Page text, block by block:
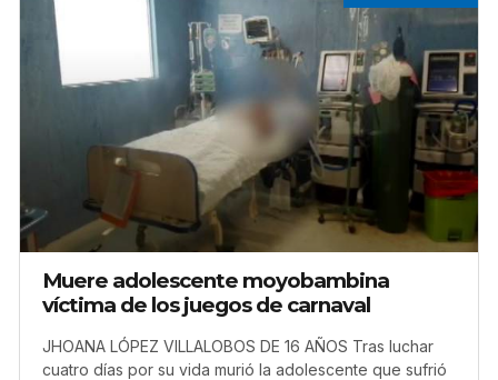
Muere adolescente moyobambina
víctima de los juegos de carnaval
JHOANA LÓPEZ VILLALOBOS DE 16 AÑOS Tras luchar
cuatro días por su vida murió la adolescente que sufrió